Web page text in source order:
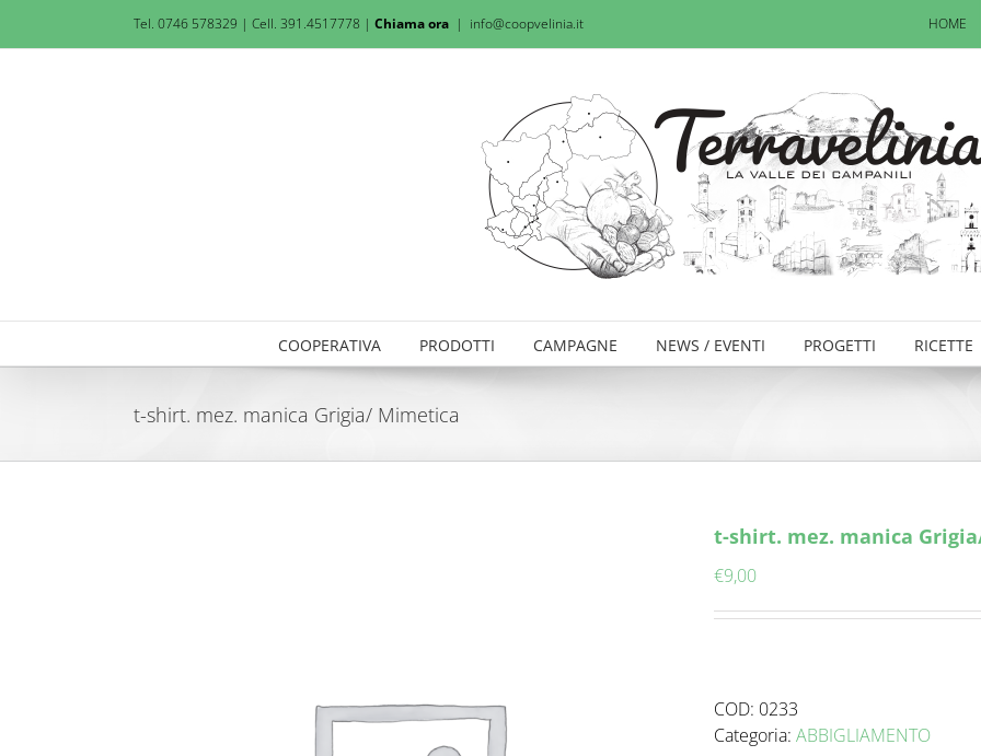
Tel. 0746 578329 | Cell. 391.4517778 | Chiama ora | info@coopvelinia.it HOME
COOPERATIVA PRODOTTI CAMPAGNE NEWS / EVENTI PROGETTI RICETTE
t-shirt. mez. manica Grigia/ Mimetica
t-shirt. mez. manica
€9,00
COD: 0233
Categoria: ABBIGLIAMENTO